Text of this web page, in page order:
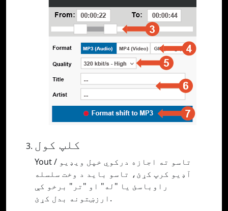
کلپ کول
Yout تاسو ته اجازه درکوي خپل ویډیو /
آډیو کرپ کړئ، تاسو باید د وخت سلسله
راوباسئ یا "له" او "تر" برخو کې
ارزښتونه بدل کړئ.